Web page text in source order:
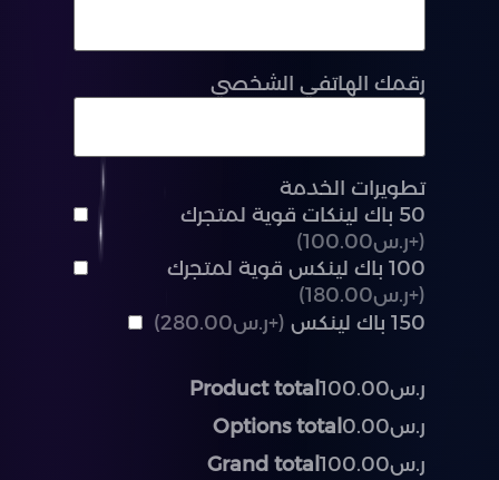
رقمك الهاتفي الشخصي
تطويرات الخدمة
50 باك لينكات قوية لمتجرك
(+ر.س100.00)
100 باك لينكس قوية لمتجرك
(+ر.س180.00)
150 باك لينكس
(+ر.س280.00)
Product total
ر.س100.00
Options total
ر.س0.00
Grand total
ر.س100.00